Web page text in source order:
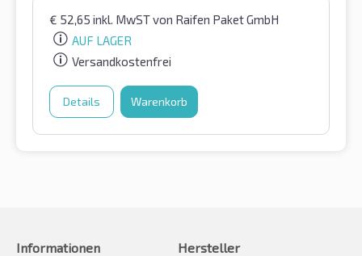
€ 52,65 inkl. MwSTvon Raifen Paket GmbH
AUF LAGER
Versandkostenfrei
Details Warenkorb
Informationen
Hersteller